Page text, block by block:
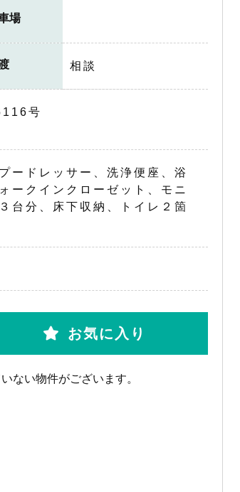
場
相談
号
ードレッサー、洗浄便座、浴
ークインクローゼット、モニ
台分、床下収納、トイレ２箇
お気に入り
ない物件がございます。